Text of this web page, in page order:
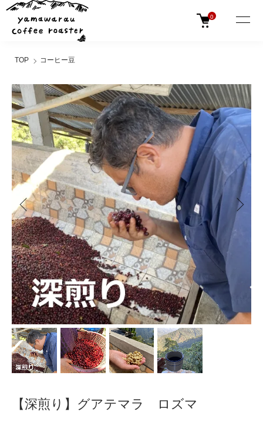
0
TOP コーヒー豆
【深煎り】グアテマラ ロズマ